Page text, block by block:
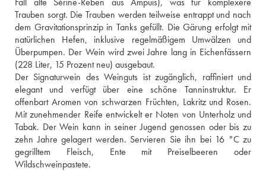
Trauben sorgt. Die Trauben werden teilweise entrappt und nach
dem Gravitationsprinzip in Tanks gefüllt. Die Gärung erfolgt mit
natürlichen Hefen, inklusive regelmäßigem Umwälzen und
Überpumpen. Der Wein wird zwei Jahre lang in Eichenfässern
(228 Liter, 15 Prozent neu) ausgebaut.
Der Signaturwein des Weinguts ist zugänglich, raffiniert und
elegant und verfügt über eine schöne Tanninstruktur. Er
offenbart Aromen von schwarzen Früchten, Lakritz und Rosen.
Mit zunehmender Reife entwickelt er Noten von Unterholz und
Tabak. Der Wein kann in seiner Jugend genossen oder bis zu
zehn Jahre gelagert werden. Servieren Sie ihn bei 16 °C zu
gegrilltem Fleisch, Ente mit Preiselbeeren oder
Wildschweinpastete.